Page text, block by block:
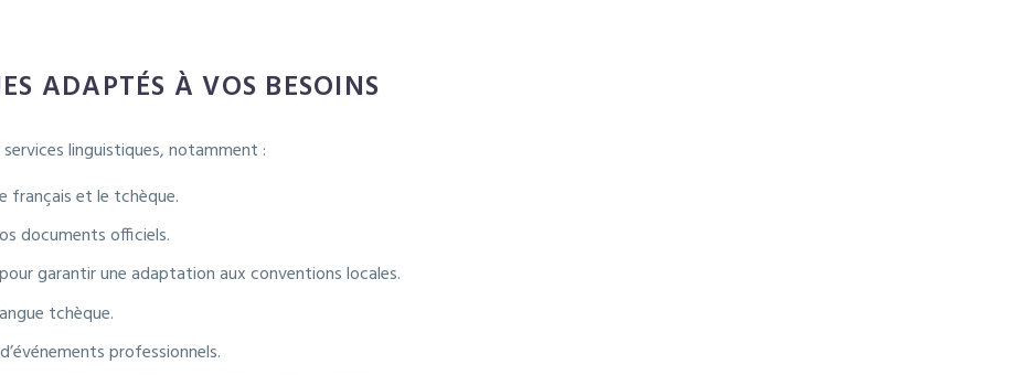
ADAPTÉS À VOS BESOINS
linguistiques, notamment :
français et le tchèque.
documents officiels.
garantir une adaptation aux conventions locales.
tchèque.
professionnels.